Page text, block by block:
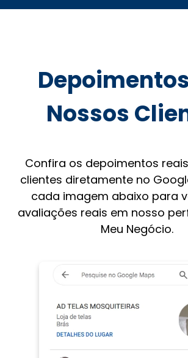
Nossos
Confira os depoimentos
clientes diretamente no
cada imagem abaixo para
avaliações reais em nosso
Meu Negócio.